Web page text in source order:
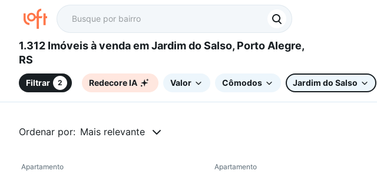
1.312 Imóveis à venda em Jardim do Salso, Porto Alegre,
RS
Filtrar 2 Redecore IA Valor Cômodos Jardim do Salso
Ordenar por: Mais relevante
Redecorar
Apartamento Redecorar
Apartamento